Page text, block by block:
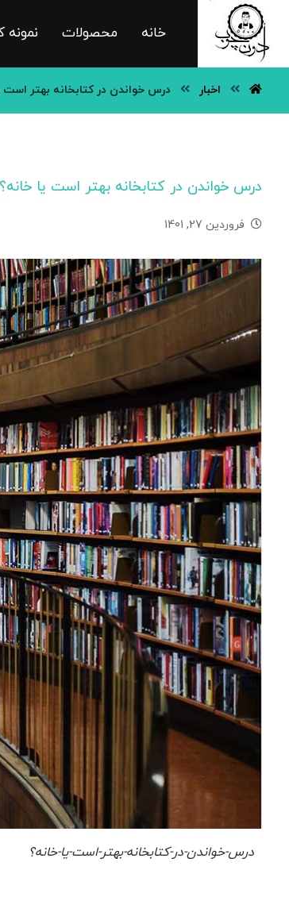
خانه محصولات نمونه
اخبار درس خواندن در کتابخانه بهتر است
درس خواندن در کتابخانه بهتر است یا خانه؟
فروردین 27, 1401
درس-خواندن-در-کتابخانه-بهتر-است-یا-خانه؟